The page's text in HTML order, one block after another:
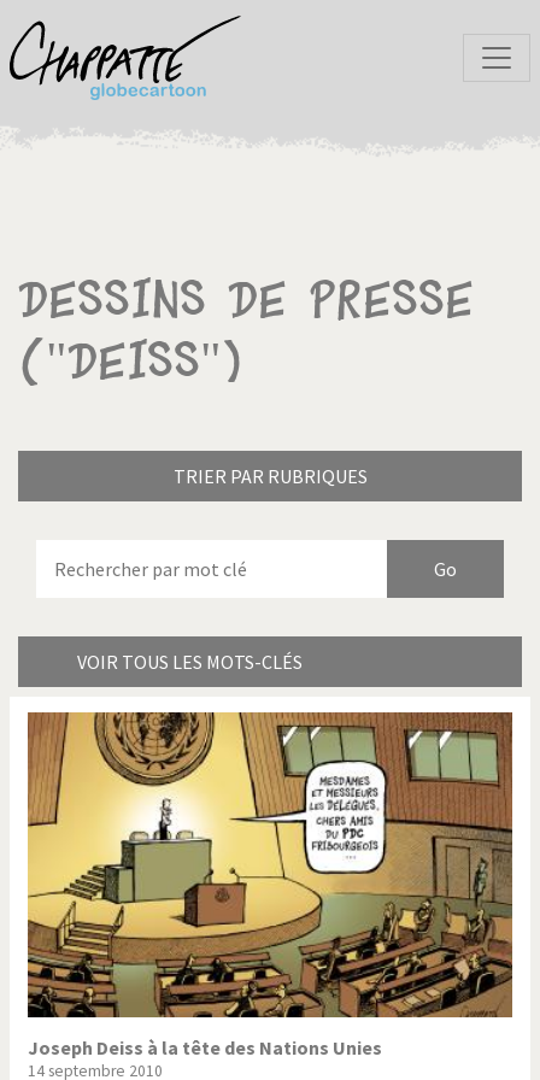
Dessins de presse
("Deiss")
TRIER PAR RUBRIQUES
VOIR TOUS LES MOTS-CLÉS
Bienvenue en Italie
Bye Biden! Catholique ou pas très?
Chère énergie! Crise grecque
Cybermonde
Du printemps arabe à
l'hiver
Election présidentielle US Guerre en Syrie
Hopp Deutschland Israël - Palestine
L'Amérique et les armes L'Iran tremble
La Chine et nous
La Corée du Nord: guerre ou
paix?
Joseph Deiss à la tête des Nations Unies
14 septembre 2010